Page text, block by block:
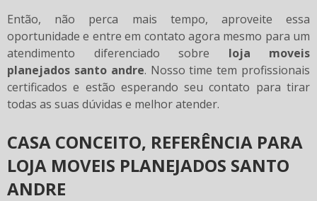
Então, não perca mais tempo, aproveite essa
oportunidade e entre em contato agora mesmo para um
atendimento diferenciado sobre loja moveis
planejados santo andre. Nosso time tem profissionais
certificados e estão esperando seu contato para tirar
todas as suas dúvidas e melhor atender.
CASA CONCEITO, REFERÊNCIA PARA
LOJA MOVEIS PLANEJADOS SANTO
ANDRE